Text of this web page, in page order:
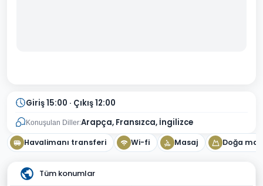
Giriş 15:00 · Çıkış 12:00
Konuşulan Diller:Arapça, Fransızca, İngilizce
Havalimanı transferi Wi-fi Masaj Doğa
Tüm konumlar